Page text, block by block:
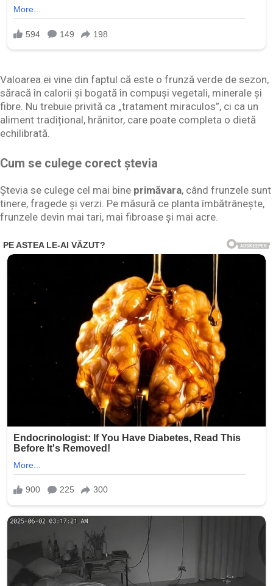
Valoarea ei vine din faptul că este o frunză verde de sezon,
săracă în calorii și bogată în compuși vegetali, minerale și
fibre. Nu trebuie privită ca „tratament miraculos”, ci ca un
aliment tradițional, hrănitor, care poate completa o dietă
echilibrată.
Cum se culege corect ștevia
Ștevia se culege cel mai bine primăvara, când frunzele sunt
tinere, fragede și verzi. Pe măsură ce planta îmbătrânește,
frunzele devin mai tari, mai fibroase și mai acre.